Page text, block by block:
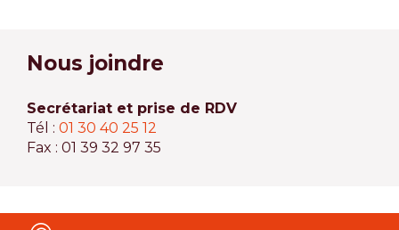
Nous joindre
Secrétariat et prise de RDV
Tél : 01 30 40 25 12
Fax : 01 39 32 97 35